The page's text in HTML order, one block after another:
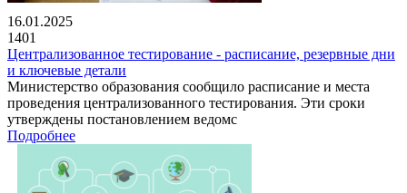
16.01.2025
1401
Централизованное тестирование - расписание, резервные дни
и ключевые детали
Министерство образования сообщило расписание и места
проведения централизованного тестирования. Эти сроки
утверждены постановлением ведомс
Подробнее